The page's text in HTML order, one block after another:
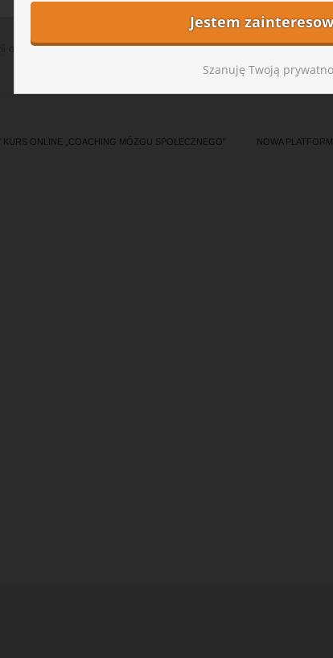
10/09/2017.
ONLINE „COACHING MÓZGU SPOŁECZNEGO” NOWA
Szanuję Twoją